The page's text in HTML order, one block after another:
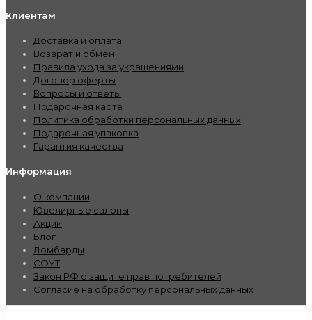
Клиентам
Доставка и оплата
Возврат и обмен
Правила ухода за украшениями
Договор оферты
Вопросы и ответы
Подарочная карта
Политика обработки персональных данных
Подарочная упаковка
Гарантия качества
Информация
О компании
Ювелирные салоны
Акции
Блог
Ломбарды
СОУТ
Закон РФ о защите прав потребителей
Согласие на обработку персональных данных